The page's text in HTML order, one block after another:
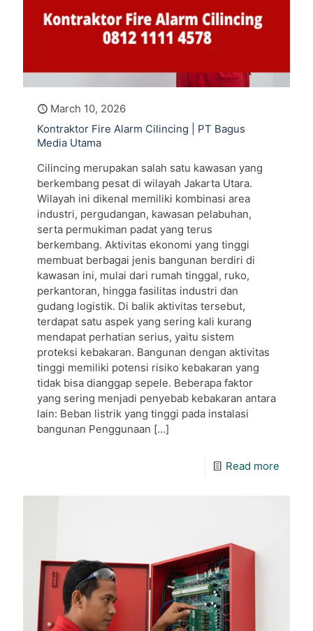
March 10, 2026
Kontraktor Fire Alarm Cilincing | PT Bagus
Media Utama
Cilincing merupakan salah satu kawasan yang
berkembang pesat di wilayah Jakarta Utara.
Wilayah ini dikenal memiliki kombinasi area
industri, pergudangan, kawasan pelabuhan,
serta permukiman padat yang terus
berkembang. Aktivitas ekonomi yang tinggi
membuat berbagai jenis bangunan berdiri di
kawasan ini, mulai dari rumah tinggal, ruko,
perkantoran, hingga fasilitas industri dan
gudang logistik. Di balik aktivitas tersebut,
terdapat satu aspek yang sering kali kurang
mendapat perhatian serius, yaitu sistem
proteksi kebakaran. Bangunan dengan aktivitas
tinggi memiliki potensi risiko kebakaran yang
tidak bisa dianggap sepele. Beberapa faktor
yang sering menjadi penyebab kebakaran antara
lain: Beban listrik yang tinggi pada instalasi
bangunan Penggunaan […]
Read more